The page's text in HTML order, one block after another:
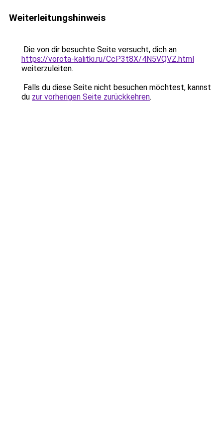
Weiterleitungshinweis
Die von dir besuchte Seite versucht, dich an
https://vorota-kalitki.ru/CcP3t8X/4N5VQVZ.html
weiterzuleiten.
Falls du diese Seite nicht besuchen möchtest, kannst
du zur vorherigen Seite zurückkehren.